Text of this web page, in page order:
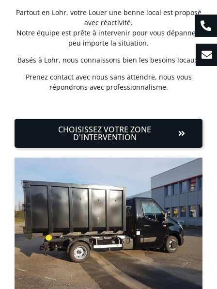
Partout en Lohr, votre Louer une benne local est proposé
avec réactivité.
Notre équipe est prête à intervenir pour vous dépanner,
peu importe la situation.
Basés à Lohr, nous connaissons bien les besoins locaux.
Prenez contact avec nous sans attendre, nous vous
répondrons avec professionnalisme.
CHOISISSEZ VOTRE ZONE
D'INTERVENTION